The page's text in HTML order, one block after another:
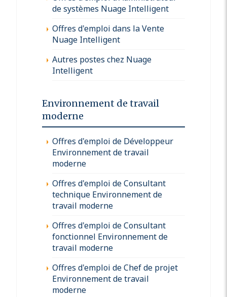
de systèmes Nuage Intelligent
Offres d'emploi dans la Vente
Nuage Intelligent
Autres postes chez Nuage
Intelligent
Environnement de travail
moderne
Offres d'emploi de Développeur
Environnement de travail
moderne
Offres d'emploi de Consultant
technique Environnement de
travail moderne
Offres d'emploi de Consultant
fonctionnel Environnement de
travail moderne
Offres d'emploi de Chef de projet
Environnement de travail
moderne